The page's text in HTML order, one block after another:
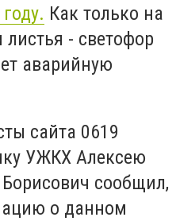
Как только на
- светофор
аварийную
сайта 0619
УЖКХ Алексею
сообщил,
о данном